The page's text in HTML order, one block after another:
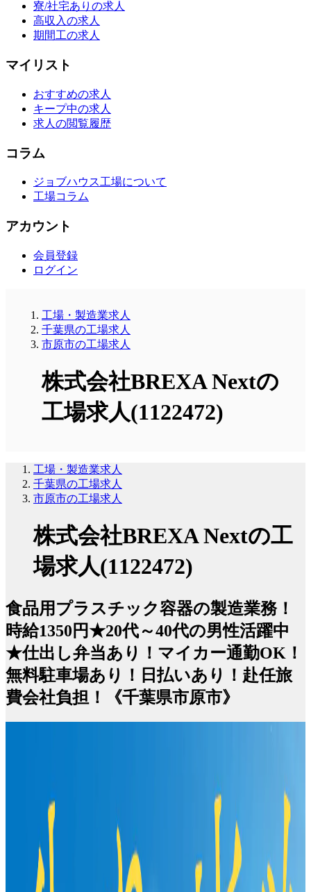
寮/社宅ありの求人
高収入の求人
期間工の求人
マイリスト
おすすめの求人
キープ中の求人
求人の閲覧履歴
コラム
ジョブハウス工場について
工場コラム
アカウント
会員登録
ログイン
工場・製造業求人
千葉県の工場求人
市原市の工場求人
株式会社BREXA Nextの
工場求人(1122472)
工場・製造業求人
千葉県の工場求人
市原市の工場求人
株式会社BREXA Nextの工
場求人(1122472)
食品用プラスチック容器の製造業務！
時給1350円★20代～40代の男性活躍中
★仕出し弁当あり！マイカー通勤OK！
無料駐車場あり！日払いあり！赴任旅
費会社負担！《千葉県市原市》